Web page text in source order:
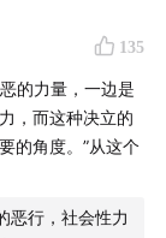
135
的力量，一边是
，而这种决立的
的角度。”从这个
恶行，社会性力